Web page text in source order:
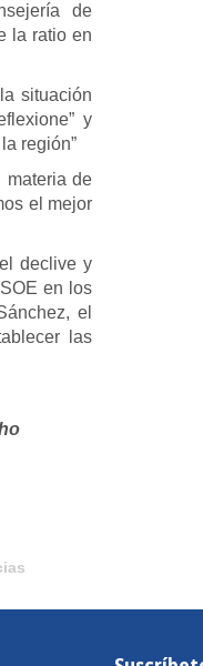
de
la ratio en
situación
y
región”
materia de
el mejor
declive y
en los
el
las